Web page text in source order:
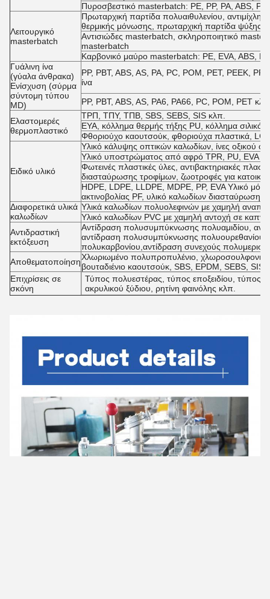
Πυροσβεστικό masterbatch: PE, PP, PA, ABS,
Λειτουργικό
masterbatch
Πρωταρχική παρτίδα πολυαιθυλενίου,
θερμικής μόνωσης, πρωταρχική παρτίδα ψύξης,
Αντισιώδες masterbatch, σκληροποιητικό
masterbatch
Καρβονικό μαύρο masterbatch: PE, EVA, ABS,
Γυάλινη ίνα
(γύαλα άνθρακα)
Ενίσχυση (σύρμα
σύντομη τύπου
MD)
PP, PBT, ABS, AS, PA, PC, POM, PET, PEEK,
ίνα
PP, PBT, ABS, AS, PA6, PA66, PC, POM, PET
Ελαστομερές
θερμοπλαστικό
ΤΡΠ, ΤΠΥ, ΤΠΒ, SBS, SEBS, SIS κλπ.
ΕΥΑ, κόλλημα θερμής τήξης PU, κόλλημα
Φθοριούχο καουτσούκ, φθοριούχα πλαστικά,
Ειδικό υλικό
Υλικό κάλυψης οπτικών καλωδίων, ίνες οξικού
Υλικό υποστρώματος από αφρό TPR, PU, EVA
Φωτεινές πλαστικές ύλες, αντιβακτηριακές
διασταύρωσης τροφίμων, ζωοτροφές για
HDPE, LDPE, LLDPE, MDPE, PP, EVA Υλικό
ακτινοβολίας PF, υλικό καλωδίων διασταύρωσης
Διαφορετικά υλικά
καλωδίων
Υλικά καλωδίων πολυολεφινών με χαμηλή
Υλικό καλωδίων PVC με χαμηλή αντοχή σε
Αντιδραστική
εκτόξευση
Αντίδραση πολυσυμπύκνωσης πολυαμιδίου,
αντίδραση πολυσυμπύκνωσης
πολυκαρβονίου,αντίδραση συνεχούς
ΑποθεματοποίησηΧλωριωμένο πολυπροπυλένιο,
βουταδιένιο καουτσούκ, SBS, EPDM, SEBS, SIS
Επιχρίσεις σε
σκόνη
Τύπος πολυεστέρας, τύπος εποξειδίου, τύπος
ακρυλικού ξύδιου, ρητίνη φαινόλης κλπ.